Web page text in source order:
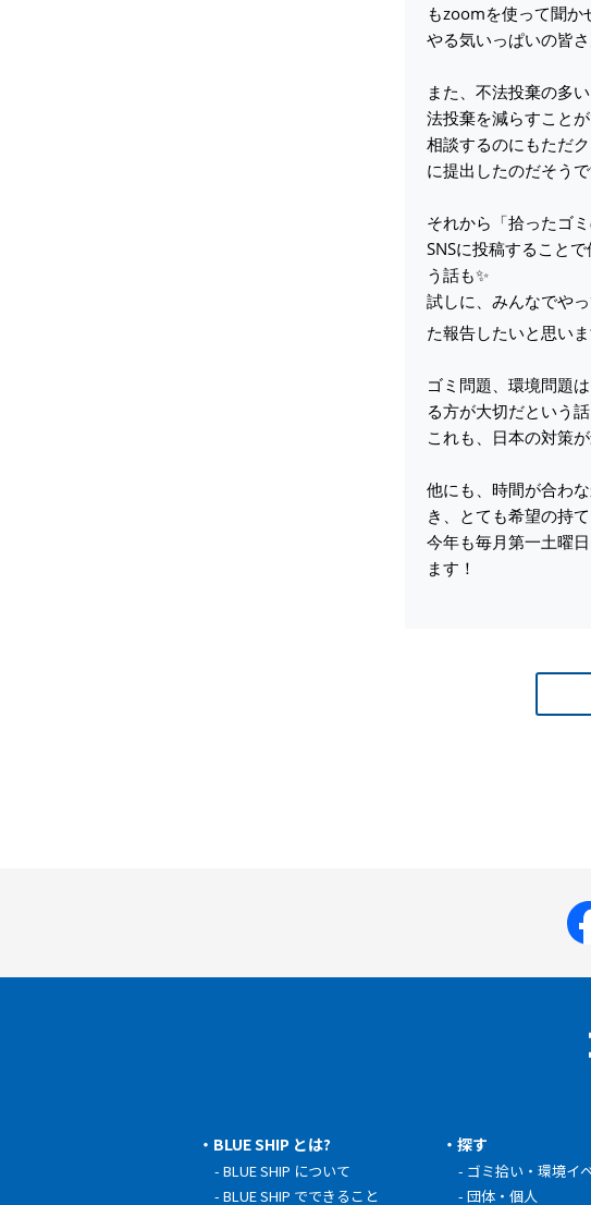
もzoomを使って聞か
やる気いっぱいの皆
また、不法投棄の多
法投棄を減らすこと
相談するのにもただ
に提出したのだそうで
それから「拾ったゴ
SNSに投稿すること
う話も✨
試しに、みんなでや
た報告したいと思い
ゴミ問題、環境問題
る方が大切だという
これも、日本の対策
他にも、時間が合わ
き、とても希望の持
今年も毎月第一土曜
ます！
BLUE SHIP とは?
BLUE SHIP について
BLUE SHIP でできること
探す
ゴミ拾い・環境イ
団体・個人